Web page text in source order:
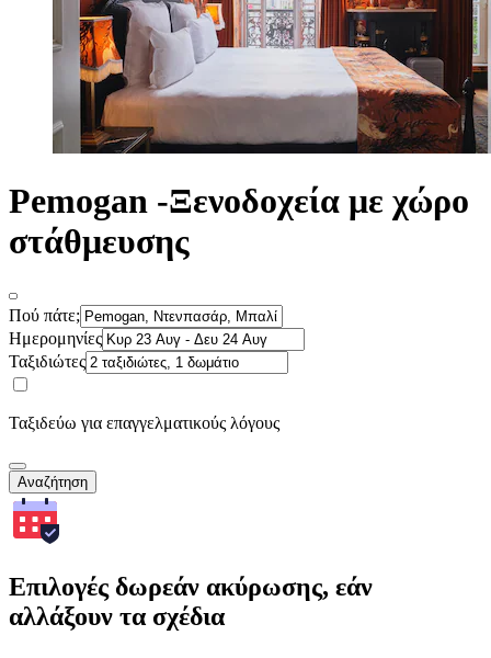
Pemogan -Ξενοδοχεία με χώρο
στάθμευσης
Πού πάτε;
Ημερομηνίες
Ταξιδιώτες
Ταξιδεύω για επαγγελματικούς λόγους
Αναζήτηση
Επιλογές δωρεάν ακύρωσης, εάν
αλλάξουν τα σχέδια